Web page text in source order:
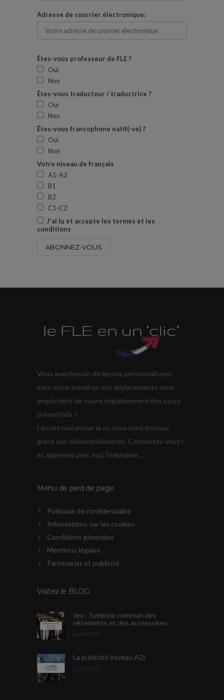
Adresse de courrier électronique:
Êtes-vous professeur de FLE ?
Oui
Non
Êtes-vous traducteur / traductrice ?
Oui
Non
Êtes-vous francophone natif(-ve) ?
Oui
Non
Votre niveau de français
A1-A2
B1
B2
C1-C2
J'ai lu et accepte les termes et les
conditions
Vous avez besoin de leçons personnalisées,
mais votre travail ou vos déplacements vous
empêchent de suivre régulièrement des cours
présentiels ?
Laissez-moi arriver là où vous vous trouvez
grâce aux vidéoconférences. Connectez-vous !
et apprenez avec moi, Stéphanie...
Menu de pied de page
Politique de confidentialité
Informations sur les cookies
Conditions générales
Mentions légales
Partenariat et publicité
Visitez le BLOG
Jeu : Symbole commun des
vêtements et des accessoires
01/10/2025
La publicité (niveau A2)
21/07/2025